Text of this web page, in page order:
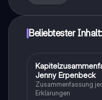
Ideal für Studierende
Beliebtester
Deutsch
Jenny Erpenbeck
Zusammenfassung
Erklärungen